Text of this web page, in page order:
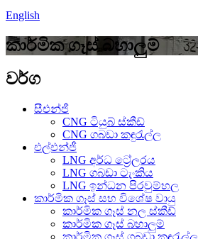
English
කාර්මික ගෑස් බහාලුම්
වර්ග
සීඑන්ජී
CNG ටියුබ් ස්කීඩ්
CNG ගබඩා කඳුරැල්ල
එල්එන්ජී
LNG අර්ධ ට්‍රේලරය
LNG ගබඩා ටැංකිය
LNG ඉන්ධන පිරවුම්හල
කාර්මික ගෑස් සහ විශේෂ වායු
කාර්මික ගෑස් නල ස්කීඩ්
කාර්මික ගෑස් බහාලුම්
කාර්මික ගෑස් ගබඩා කඳුරැල්ල